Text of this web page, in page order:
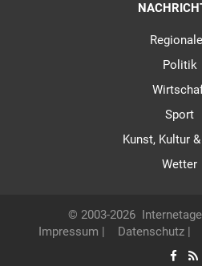
Politik
Sport
Kunst, Kultur
Wetter
© 2003-2026
Impressum | Datenschutz|